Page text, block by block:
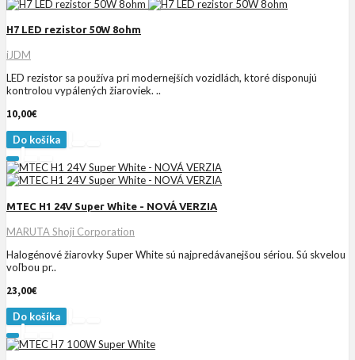
H7 LED rezistor 50W 8ohm
iJDM
LED rezistor sa používa pri modernejších vozidlách, ktoré disponujú
kontrolou vypálených žiaroviek. ..
10,00€
Do košíka
MTEC H1 24V Super White - NOVÁ VERZIA
MARUTA Shoji Corporation
Halogénové žiarovky Super White sú najpredávanejšou sériou. Sú skvelou
voľbou pr..
23,00€
Do košíka